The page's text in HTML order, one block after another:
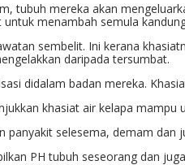
tubuh mereka akan
menambah semula
sembelit. Ini kerana
daripada tersumbat.
didalam badan mereka.
khasiat air kelapa mampu
panyakit selesema, demam dan
PH tubuh seseorang dan